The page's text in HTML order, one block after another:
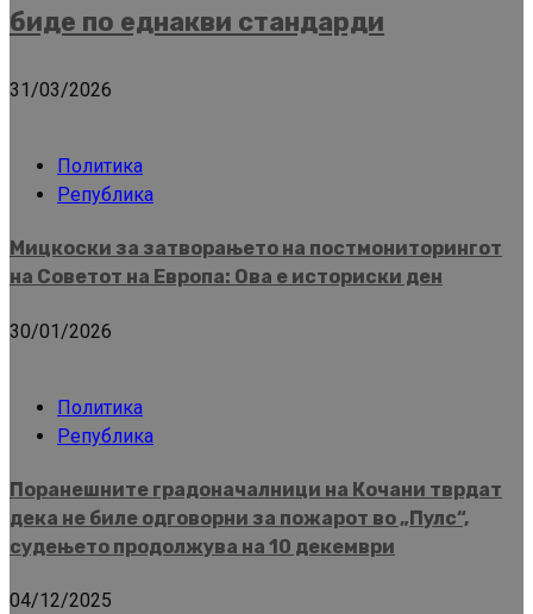
биде по еднакви стандарди
31/03/2026
Политика
Република
Мицкоски за затворањето на постмониторингот
на Советот на Европа: Ова е историски ден
30/01/2026
Политика
Република
Поранешните градоначалници на Кочани тврдат
дека не биле одговорни за пожарот во „Пулс“,
судењето продолжува на 10 декември
04/12/2025